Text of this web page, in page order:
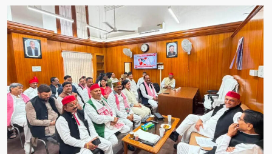
नैरेटिव’
की
राजनीति…
यूपी
में
किसे
मिल
रहा
फायदा?